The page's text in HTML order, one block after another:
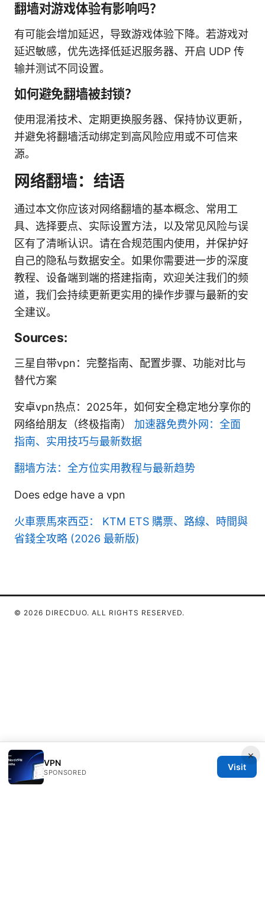
翻墙对游戏体验有影响吗？
有可能会增加延迟，导致游戏体验下降。若游戏对
延迟敏感，优先选择低延迟服务器、开启 UDP 传
输并测试不同设置。
如何避免翻墙被封锁？
使用混淆技术、定期更换服务器、保持协议更新，
并避免将翻墙活动绑定到高风险应用或不可信来
源。
网络翻墙：结语
通过本文你应该对网络翻墙的基本概念、常用工
具、选择要点、实际设置方法，以及常见风险与误
区有了清晰认识。请在合规范围内使用，并保护好
自己的隐私与数据安全。如果你需要进一步的深度
教程、设备端到端的搭建指南，欢迎关注我们的频
道，我们会持续更新更实用的操作步骤与最新的安
全建议。
Sources:
三星自带vpn：完整指南、配置步骤、功能对比与
替代方案
安卓vpn热点：2025年，如何安全稳定地分享你的
网络给朋友（终极指南） 加速器免费外网：全面
指南、实用技巧与最新数据
翻墙方法：全方位实用教程与最新趋势
Does edge have a vpn
火車票馬來西亞： KTM ETS 購票、路線、時間與
省錢全攻略 (2026 最新版)
×
VPN
SPONSORED
Visit
© 2026 DIRECDUO. ALL RIGHTS RESERVED.